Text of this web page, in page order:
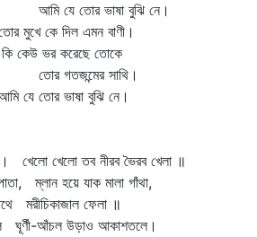
ভাষা বুঝি নে।
এমন বাণী।
করেছে তোকে
সাথি।
বুঝি নে।
খেলো খেলো তব নীরব ভৈরব খেলা ॥
ম্লান হয়ে যাক মালা গাঁথা,
ফেলা ॥
ঘূর্ণী-আঁচল উড়াও আকাশতলে।